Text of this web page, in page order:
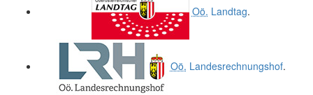
Oö. Landtag.
Oö. Landesrechnungshof.